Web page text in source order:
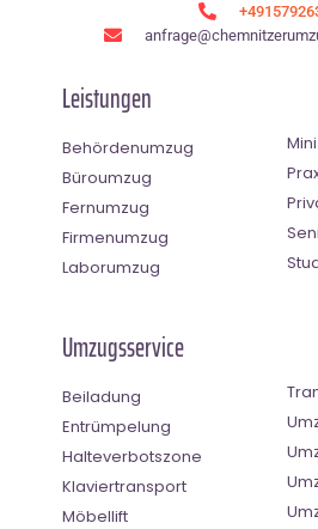
Leistungen
Behördenumzug
Büroumzug
Fernumzug
Firmenumzug
Laborumzug
Umzugsservice
Beiladung
Entrümpelung
Halteverbotszone
Klaviertransport
Möbellift